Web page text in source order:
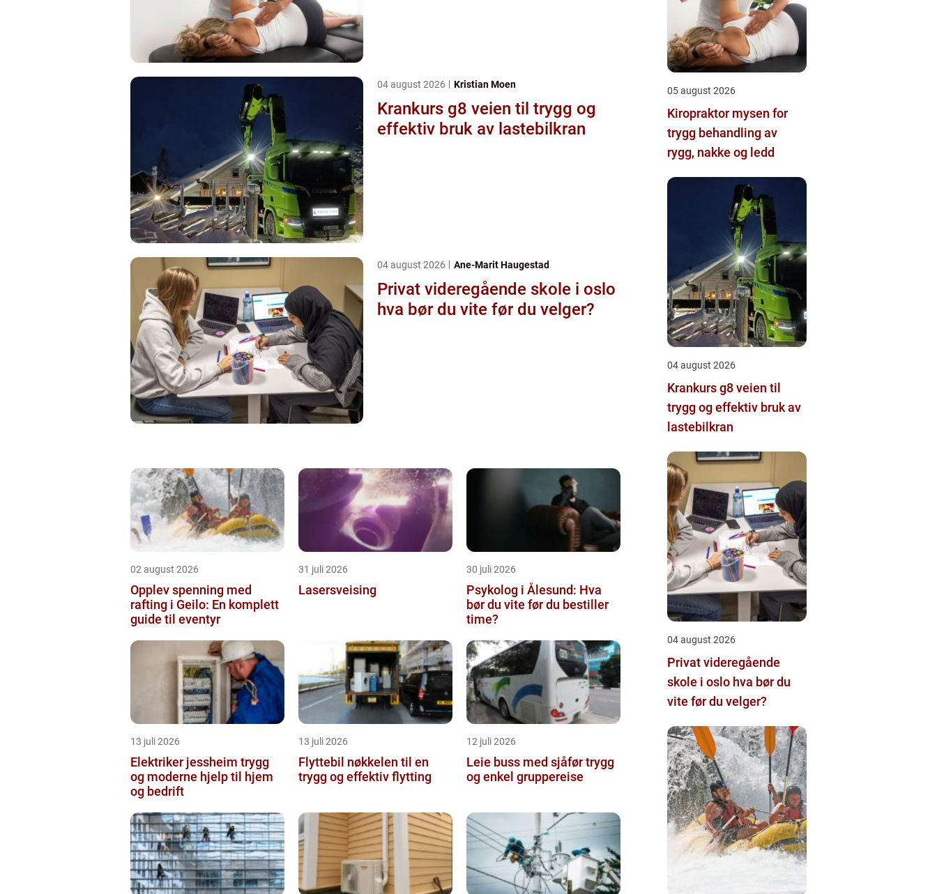
04 august 2026 Kristian Moen
Krankurs g8 veien til trygg og
effektiv bruk av lastebilkran
04 august 2026 Ane-Marit Haugestad
Privat videregående skole i oslo
hva bør du vite før du velger?
02 august 2026
Opplev spenning med
rafting i Geilo: En komplett
guide til eventyr
31 juli 2026
Lasersveising
30 juli 2026
Psykolog i Ålesund: Hva
bør du vite før du bestiller
time?
13 juli 2026
Elektriker jessheim trygg
og moderne hjelp til hjem
og bedrift
13 juli 2026
Flyttebil nøkkelen til en
trygg og effektiv flytting
12 juli 2026
Leie buss med sjåfør trygg
og enkel gruppereise
05 august 2026
Kiropraktor mysen for
trygg behandling av
rygg, nakke og ledd
04 august 2026
Krankurs g8 veien til
trygg og effektiv bruk av
lastebilkran
04 august 2026
Privat videregående
skole i oslo hva bør du
vite før du velger?